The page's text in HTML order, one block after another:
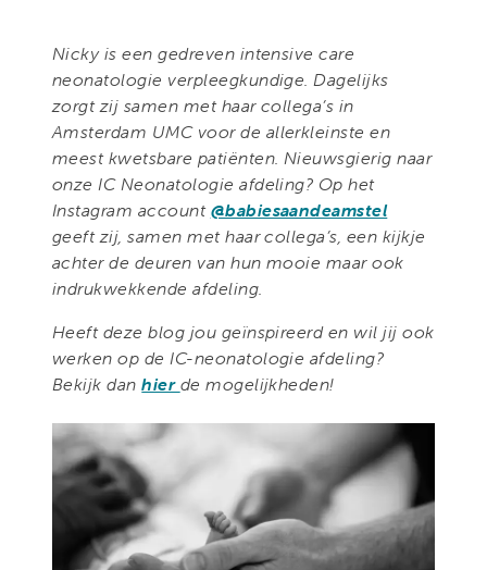
Nicky is een gedreven intensive care
neonatologie verpleegkundige. Dagelijks
zorgt zij samen met haar collega’s in
Amsterdam UMC voor de allerkleinste en
meest kwetsbare patiënten. Nieuwsgierig naar
onze IC Neonatologie afdeling? Op het
Instagram account @babiesaandeamstel
geeft zij, samen met haar collega’s, een kijkje
achter de deuren van hun mooie maar ook
indrukwekkende afdeling.
Heeft deze blog jou geïnspireerd en wil jij ook
werken op de IC-neonatologie afdeling?
Bekijk danhier de mogelijkheden!